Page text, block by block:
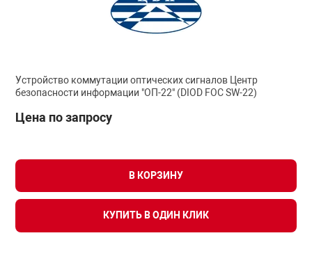
Устройство коммутации оптических сигналов Центр
безопасности информации "ОП-22" (DIOD FOC SW-22)
Цена по запросу
В КОРЗИНУ
КУПИТЬ В ОДИН КЛИК